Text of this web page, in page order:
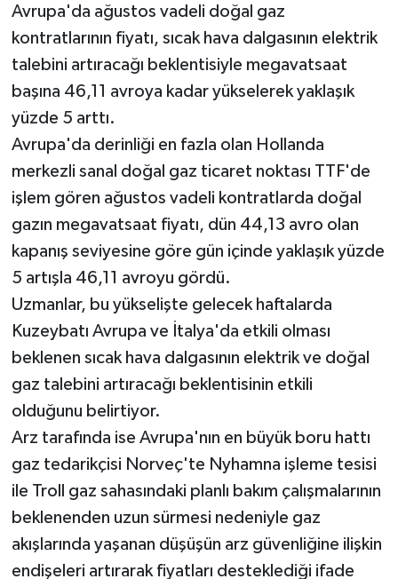
Avrupa'da ağustos vadeli doğal gaz
kontratlarının fiyatı, sıcak hava dalgasının elektrik
talebini artıracağı beklentisiyle megavatsaat
başına 46,11 avroya kadar yükselerek yaklaşık
yüzde 5 arttı.
Avrupa'da derinliği en fazla olan Hollanda
merkezli sanal doğal gaz ticaret noktası TTF'de
işlem gören ağustos vadeli kontratlarda doğal
gazın megavatsaat fiyatı, dün 44,13 avro olan
kapanış seviyesine göre gün içinde yaklaşık yüzde
5 artışla 46,11 avroyu gördü.
Uzmanlar, bu yükselişte gelecek haftalarda
Kuzeybatı Avrupa ve İtalya'da etkili olması
beklenen sıcak hava dalgasının elektrik ve doğal
gaz talebini artıracağı beklentisinin etkili
olduğunu belirtiyor.
Arz tarafında ise Avrupa'nın en büyük boru hattı
gaz tedarikçisi Norveç'te Nyhamna işleme tesisi
ile Troll gaz sahasındaki planlı bakım çalışmalarının
beklenenden uzun sürmesi nedeniyle gaz
akışlarında yaşanan düşüşün arz güvenliğine ilişkin
endişeleri artırarak fiyatları desteklediği ifade